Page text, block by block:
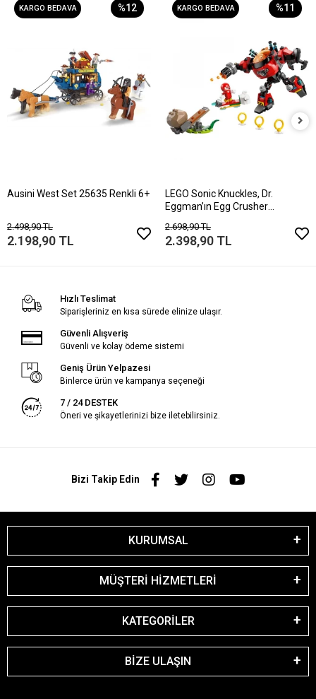
KARGO BEDAVA %12
Ausini West Set 25635 Renkli 6+
2.498,90 TL
2.198,90 TL
KARGO BEDAVA %11
LEGO Sonic Knuckles, Dr.
Eggman’ın Egg Crusher
2.698,90 TL
2.398,90 TL
Hızlı Teslimat
Siparişleriniz en kısa sürede elinize ulaşır.
Güvenli Alışveriş
Güvenli ve kolay ödeme sistemi
Geniş Ürün Yelpazesi
Binlerce ürün ve kampanya seçeneği
7 / 24 DESTEK
Öneri ve şikayetlerinizi bize iletebilirsiniz.
Bizi Takip Edin
KURUMSAL
MÜŞTERİ HİZMETLERİ
KATEGORİLER
BİZE ULAŞIN